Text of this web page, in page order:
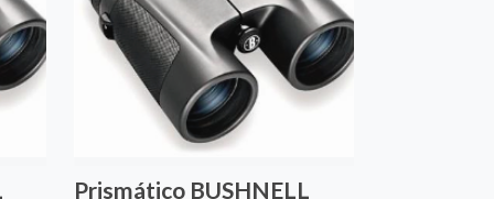
Prismático BUSHNELL